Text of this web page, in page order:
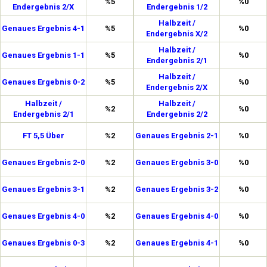
Endergebnis 2/X
Genaues Ergebnis 4-1 %5
Genaues Ergebnis 1-1 %5
Genaues Ergebnis 0-2 %5
Halbzeit /
Endergebnis 2/1
%2
FT 5,5 Über %2
Genaues Ergebnis 2-0 %2
Genaues Ergebnis 3-1 %2
Genaues Ergebnis 4-0 %2
Genaues Ergebnis 0-3 %2
Endergebnis 1/2
Halbzeit /
Endergebnis X/2
%0
Halbzeit /
Endergebnis 2/1
%0
Halbzeit /
Endergebnis 2/X
%0
Halbzeit /
Endergebnis 2/2
%0
Genaues Ergebnis 2-1 %0
Genaues Ergebnis 3-0 %0
Genaues Ergebnis 3-2 %0
Genaues Ergebnis 4-0 %0
Genaues Ergebnis 4-1 %0